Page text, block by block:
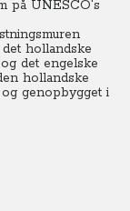
på UNESCO's
hollandske
det engelske
hollandske
genopbygget i